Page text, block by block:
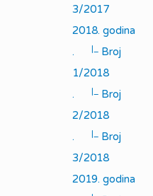
3/2017
2018. godina
.
|_ Broj
1/2018
.
|_ Broj
2/2018
.
|_ Broj
3/2018
2019. godina